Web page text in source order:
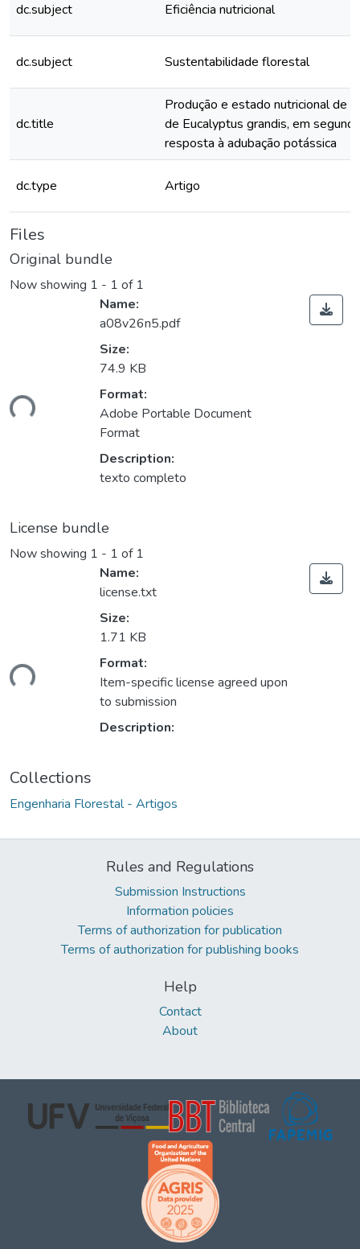
dc.subject Eficiência nutricional
dc.subject Sustentabilidade florestal
dc.title
Produção e estado nutricional de
de Eucalyptus grandis, em
resposta à adubação potássica
dc.type Artigo
Files
Original bundle
Now showing 1 - 1 of 1
Name:
a08v26n5.pdf
Size:
74.9 KB
Format:
Adobe Portable Document
Format
Description:
texto completo
License bundle
Now showing 1 - 1 of 1
Name:
license.txt
Size:
1.71 KB
Format:
Item-specific license agreed upon
to submission
Description:
Collections
Engenharia Florestal - Artigos
Rules and Regulations
Submission Instructions
Information policies
Terms of authorization for publication
Terms of authorization for publishing books
Help
Contact
About